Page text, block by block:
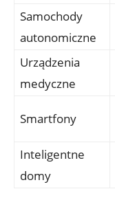
Samochody
autonomiczne
Urządzenia
medyczne
Smartfony
Inteligentne
domy